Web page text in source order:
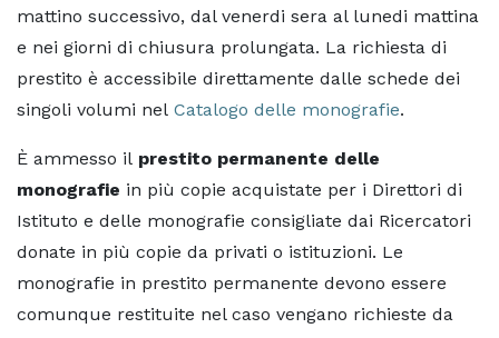
mattino successivo, dal venerdi sera al lunedi mattina
e nei giorni di chiusura prolungata. La richiesta di
prestito è accessibile direttamente dalle schede dei
singoli volumi nel Catalogo delle monografie.
È ammesso il prestito permanente delle
monografie in più copie acquistate per i Direttori di
Istituto e delle monografie consigliate dai Ricercatori
donate in più copie da privati o istituzioni. Le
monografie in prestito permanente devono essere
comunque restituite nel caso vengano richieste da